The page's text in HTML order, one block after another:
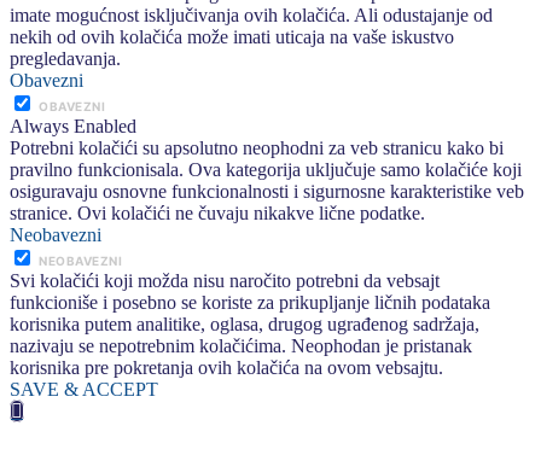
imate mogućnost isključivanja ovih kolačića. Ali odustajanje od
nekih od ovih kolačića može imati uticaja na vaše iskustvo
pregledavanja.
Obavezni
OBAVEZNI
Always Enabled
Potrebni kolačići su apsolutno neophodni za veb stranicu kako bi
pravilno funkcionisala. Ova kategorija uključuje samo kolačiće koji
osiguravaju osnovne funkcionalnosti i sigurnosne karakteristike veb
stranice. Ovi kolačići ne čuvaju nikakve lične podatke.
Neobavezni
NEOBAVEZNI
Svi kolačići koji možda nisu naročito potrebni da vebsajt
funkcioniše i posebno se koriste za prikupljanje ličnih podataka
korisnika putem analitike, oglasa, drugog ugrađenog sadržaja,
nazivaju se nepotrebnim kolačićima. Neophodan je pristanak
korisnika pre pokretanja ovih kolačića na ovom vebsajtu.
SAVE & ACCEPT